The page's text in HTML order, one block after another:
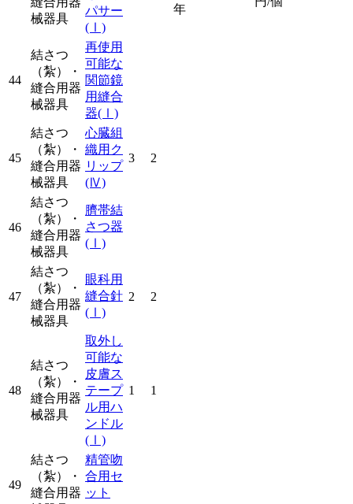
械器具
パサー
(Ⅰ)
年
44
結さつ
（紮）・
縫合用器
械器具
再使用
可能な
関節鏡
用縫合
器(Ⅰ)
45
結さつ
（紮）・
縫合用器
械器具
心臓組
織用ク
リップ
(Ⅳ)
3 2
46
結さつ
（紮）・
縫合用器
械器具
臍帯結
さつ器
(Ⅰ)
47
結さつ
（紮）・
縫合用器
械器具
眼科用
縫合針
(Ⅰ)
2 2
48
結さつ
（紮）・
縫合用器
械器具
取外し
可能な
皮膚ス
テープ
ル用ハ
ンドル
(Ⅰ)
1 1
49
結さつ
（紮）・
縫合用器
精管吻
合用セ
ット